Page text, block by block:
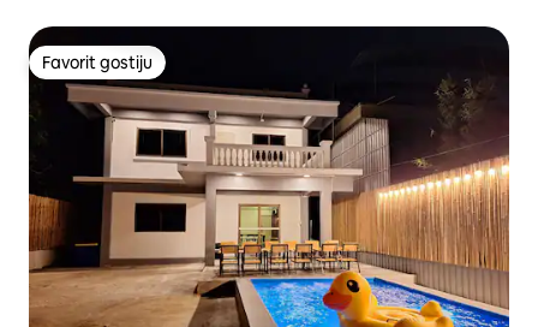
Favorit gostiju
Favorit gostiju